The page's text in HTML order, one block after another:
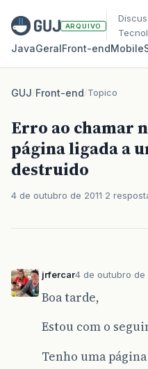
ARQUIVO
JavaGeralFront‑endMobile
GUJ/Front-end/Topico
Erro ao chamar
página ligada a
destruido
4 de outubro de 2011 2
jrfercar4 de outubro de
Boa tarde,
Estou com o
Tenho uma